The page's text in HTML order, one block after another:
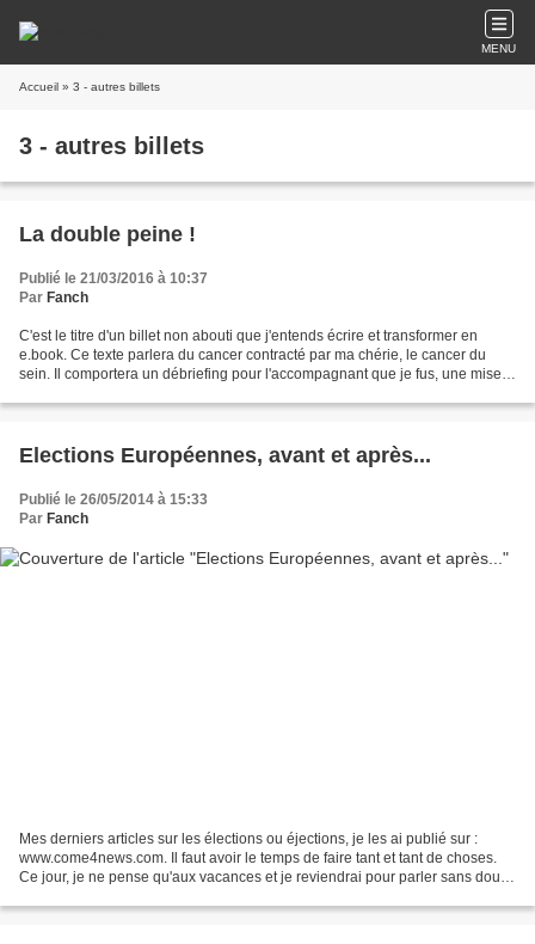
MENU
Accueil » 3 - autres billets
3 - autres billets
La double peine !
Publié le 21/03/2016 à 10:37
Par Fanch
C'est le titre d'un billet non abouti que j'entends écrire et transformer en
e.book. Ce texte parlera du cancer contracté par ma chérie, le cancer du
sein. Il comportera un débriefing pour l'accompagnant que je fus, une mise
Elections Européennes, avant et après...
Publié le 26/05/2014 à 15:33
Par Fanch
Mes derniers articles sur les élections ou éjections, je les ai publié sur :
www.come4news.com. Il faut avoir le temps de faire tant et tant de choses.
Ce jour, je ne pense qu'aux vacances et je reviendrai pour parler sans doute